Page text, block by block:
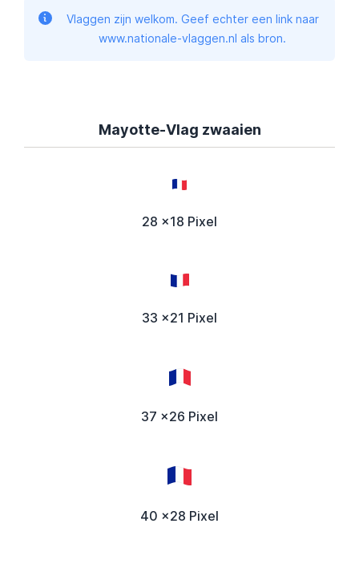
Vlaggen zijn welkom. Geef echter een link naar
www.nationale-vlaggen.nl als bron.
Mayotte-Vlag zwaaien
28 x18 Pixel
33 x21 Pixel
37 x26 Pixel
40 x28 Pixel